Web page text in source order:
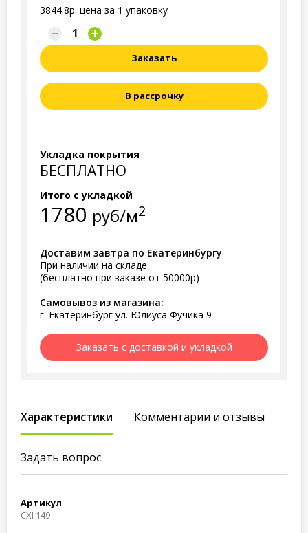
3844.8р. цена за 1 упаковку
Заказать
В рассрочку
Укладка покрытия
БЕСПЛАТНО
Итого с укладкой
1780 руб/м2
Доставим завтра по Екатеринбургу
При наличии на складе
(бесплатно при заказе от 50000р)
Самовывоз из магазина:
г. Екатеринбург ул. Юлиуса Фучика 9
Заказать с доставкой и укладкой
Характеристики Комментарии и отзывы
Задать вопрос
Артикул
CXI 149